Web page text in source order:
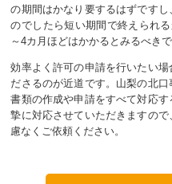
の期間はかなり要するはずです
のでしたら短い期間で終えられ
～4カ月ほどはかかるとみるべきで
効率よく許可の申請を行いたい
ださるのが近道です。山梨の北
書類の作成や申請をすべて対応
摯に対応させていただきますの
慮なくご依頼ください。